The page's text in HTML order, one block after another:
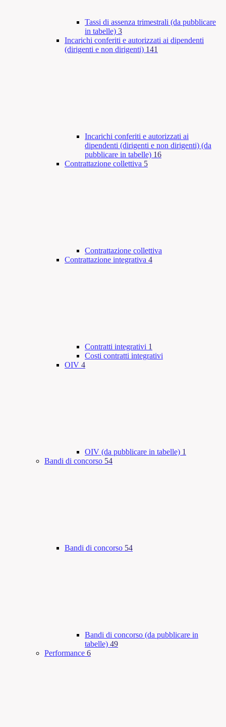
Tassi di assenza trimestrali (da pubblicare
in tabelle) 3
Incarichi conferiti e autorizzati ai dipendenti
(dirigenti e non dirigenti) 141
Incarichi conferiti e autorizzati ai
dipendenti (dirigenti e non dirigenti) (da
pubblicare in tabelle) 16
Contrattazione collettiva 5
Contrattazione collettiva
Contrattazione integrativa 4
Contratti integrativi 1
Costi contratti integrativi
OIV 4
OIV (da pubblicare in tabelle) 1
Bandi di concorso 54
Bandi di concorso 54
Bandi di concorso (da pubblicare in
tabelle) 49
Performance 6